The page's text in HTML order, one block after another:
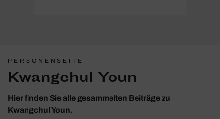
PERSONENSEITE
Kwangchul Youn
Hier finden Sie alle gesammelten Beiträge zu
Kwangchul Youn.